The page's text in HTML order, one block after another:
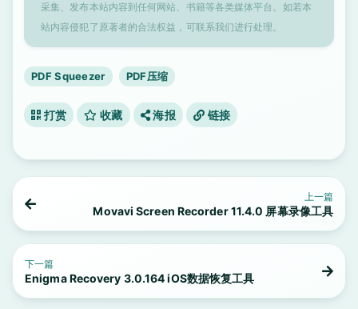
采集、发布本站内容到任何网站、书籍等各类媒体平台。如若本
站内容侵犯了原著者的合法权益，可联系我们进行处理。
PDF Squeezer PDF压缩
打赏 收藏 海报 链接
上一篇
Movavi Screen Recorder 11.4.0 屏幕录像工具
下一篇
Enigma Recovery 3.0.164 iOS数据恢复工具